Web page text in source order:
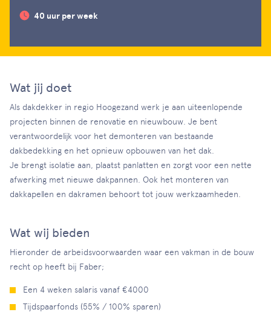
40 uur per week
Wat jij doet
Als dakdekker in regio Hoogezand werk je aan uiteenlopende
projecten binnen de renovatie en nieuwbouw. Je bent
verantwoordelijk voor het demonteren van bestaande
dakbedekking en het opnieuw opbouwen van het dak.
Je brengt isolatie aan, plaatst panlatten en zorgt voor een nette
afwerking met nieuwe dakpannen. Ook het monteren van
dakkapellen en dakramen behoort tot jouw werkzaamheden.
Wat wij bieden
Hieronder de arbeidsvoorwaarden waar een vakman in de bouw
recht op heeft bij Faber;
Een 4 weken salaris vanaf €4000
Tijdspaarfonds (55% / 100% sparen)